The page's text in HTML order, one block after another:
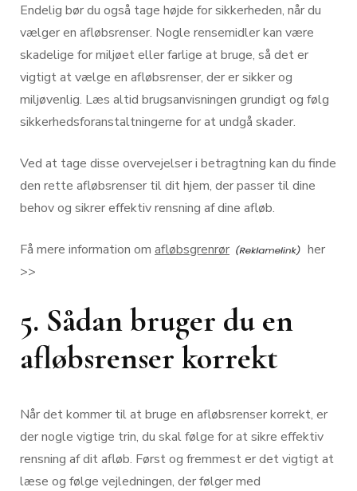
Endelig bør du også tage højde for sikkerheden, når du
vælger en afløbsrenser. Nogle rensemidler kan være
skadelige for miljøet eller farlige at bruge, så det er
vigtigt at vælge en afløbsrenser, der er sikker og
miljøvenlig. Læs altid brugsanvisningen grundigt og følg
sikkerhedsforanstaltningerne for at undgå skader.
Ved at tage disse overvejelser i betragtning kan du finde
den rette afløbsrenser til dit hjem, der passer til dine
behov og sikrer effektiv rensning af dine afløb.
Få mere information om afløbsgrenrør
her
>>
5. Sådan bruger du en
afløbsrenser korrekt
Når det kommer til at bruge en afløbsrenser korrekt, er
der nogle vigtige trin, du skal følge for at sikre effektiv
rensning af dit afløb. Først og fremmest er det vigtigt at
læse og følge vejledningen, der følger med